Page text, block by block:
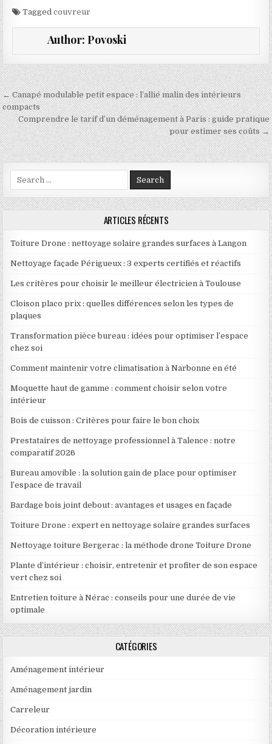
Taggedcouvreur
Author: Povoski
Navigation de l’article
← Canapé modulable petit espace : l’allié malin des intérieurs
compacts
Comprendre le tarif d’un déménagement à Paris : guide pratique
pour estimer ses coûts →
Search for:
ARTICLES RÉCENTS
Toiture Drone : nettoyage solaire grandes surfaces à Langon
Nettoyage façade Périgueux : 3 experts certifiés et réactifs
Les critères pour choisir le meilleur électricien à Toulouse
Cloison placo prix : quelles différences selon les types de
plaques
Transformation pièce bureau : idées pour optimiser l’espace
chez soi
Comment maintenir votre climatisation à Narbonne en été
Moquette haut de gamme : comment choisir selon votre
intérieur
Bois de cuisson : Critères pour faire le bon choix
Prestataires de nettoyage professionnel à Talence : notre
comparatif 2026
Bureau amovible : la solution gain de place pour optimiser
l’espace de travail
Bardage bois joint debout : avantages et usages en façade
Toiture Drone : expert en nettoyage solaire grandes surfaces
Nettoyage toiture Bergerac : la méthode drone Toiture Drone
Plante d’intérieur : choisir, entretenir et profiter de son espace
vert chez soi
Entretien toiture à Nérac : conseils pour une durée de vie
optimale
CATÉGORIES
Aménagement intérieur
Aménagement jardin
Carreleur
Décoration intérieure